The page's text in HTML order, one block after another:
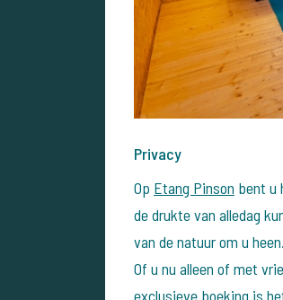
Privacy
Op Etang Pinson bent u
de drukte van alledag
van de natuur om u
Of u nu alleen of met
exclusieve boeking is